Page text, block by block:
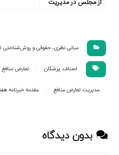
از مجلس در مدیریت
مبانی نظری، حقوقی و روش‌شناختی
اصناف، پزشکان تعارض منافع
مدیریت تعارض منافع مقدمه خبرنامه
بدون دیدگاه